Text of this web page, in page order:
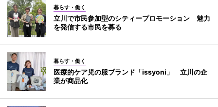
暮らす・働く
立川で市民参加型のシティープロモーション 魅力
を発信する市民を募る
暮らす・働く
医療的ケア児の服ブランド「issyoni」 立川の企
業が商品化